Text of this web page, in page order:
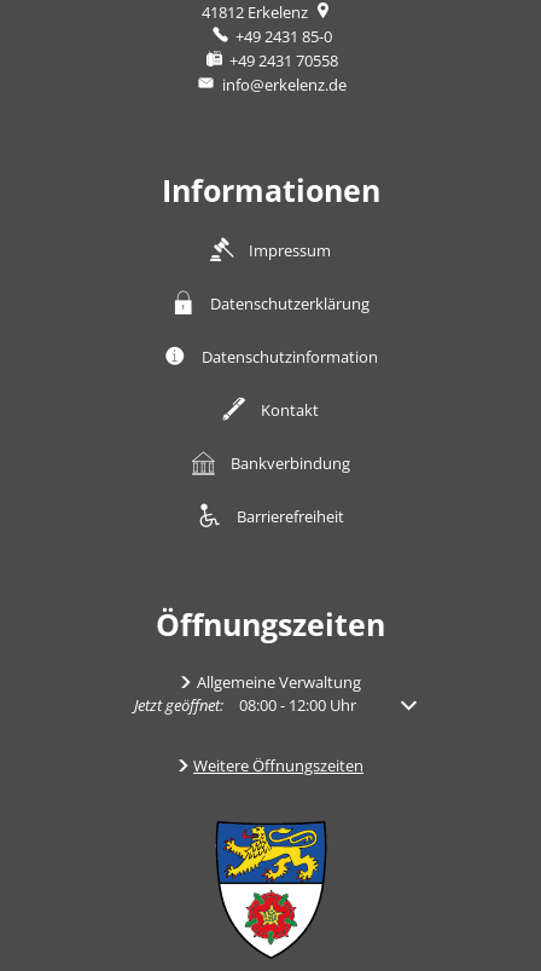
41812 Erkelenz
+49 2431 85-0
+49 2431 70558
info@erkelenz.de
Informationen
Impressum
Datenschutzerklärung
Datenschutzinformation
Kontakt
Bankverbindung
Barrierefreiheit
Öffnungszeiten
Allgemeine Verwaltung
Klicken, um weitere Öffnungs- oder Schließzeiten
Jetzt geöffnet: 08:00- 12:00 Uhr Von 08:00 bis 12:00
Weitere Öffnungszeiten